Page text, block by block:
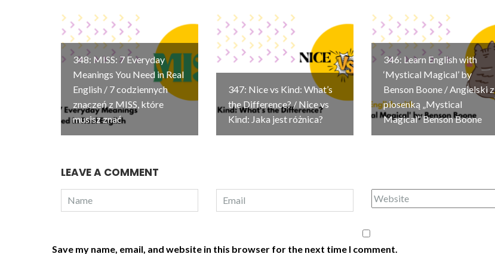
348: MISS: 7 Everyday
Meanings You Need in Real
English / 7 codziennych
znaczeń z MISS, które
musisz znać
347: Nice vs Kind: What’s
the Difference? / Nice vs
Kind: Jaka jest różnica?
346: Learn English with
‘Mystical Magical’ by
Benson Boone / Angielski z
piosenką „Mystical
Magical” Benson Boone
LEAVE A COMMENT
Save my name, email, and website in this browser for the next time I comment.